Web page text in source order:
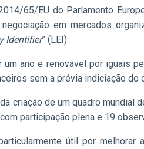
65/EU do Parlamento
em mercados
Identifier” (LEI).
ano e renovável por iguais
sem a prévia indiciação do
criação de um quadro
participação plena e 19
útil por